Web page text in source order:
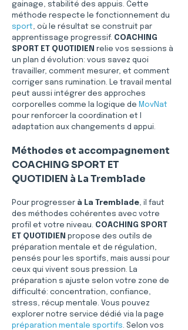
gainage, stabilité des appuis. Cette
méthode respecte le fonctionnement du
sport, où le résultat se construit par
apprentissage progressif. COACHING
SPORT ET QUOTIDIEN relie vos sessions à
un plan d évolution: vous savez quoi
travailler, comment mesurer, et comment
corriger sans rumination. Le travail mental
peut aussi intégrer des approches
corporelles comme la logique de MovNat
pour renforcer la coordination et l
adaptation aux changements d appui.
Méthodes et accompagnement
COACHING SPORT ET
QUOTIDIEN à La Tremblade
Pour progresser à La Tremblade, il faut
des méthodes cohérentes avec votre
profil et votre niveau. COACHING SPORT
ET QUOTIDIEN propose des outils de
préparation mentale et de régulation,
pensés pour les sportifs, mais aussi pour
ceux qui vivent sous pression. La
préparation s ajuste selon votre zone de
difficulté: concentration, confiance,
stress, récup mentale. Vous pouvez
explorer notre service dédié via la page
préparation mentale sportifs. Selon vos